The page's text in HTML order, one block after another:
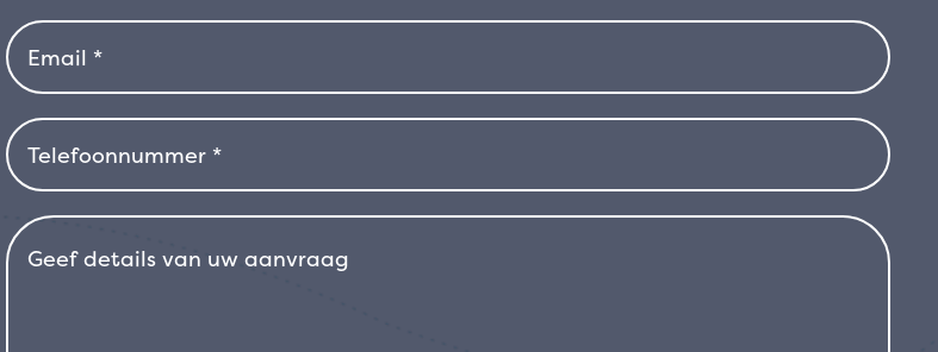
maakt deze variëteit bijzonder aantrekkelijk gedurende het hele seizoen. Photinia
x fraseri &#39; Little Red Robin&#39; is een gemakkelijke plant om te kweken en
te onderhouden. Geschikt voor goed gedraineerde grond en een voorkeur voor een
zonnige of halfschaduw locatie, is deze cultivar wind- en zoutbestendig, waardoor
hij perfect is voor tuinen aan de kust en winderige omgevingen. Hoewel hij koudere
klimaten verdraagt, is het in gebieden met zeer goede vorstbestendigheid
raadzaam hem tijdens de winter te beschermen of op een meer beschutte plek te
planten. Dankzij zijn winterhardheid, de levendige kleur van de nieuwe bladeren